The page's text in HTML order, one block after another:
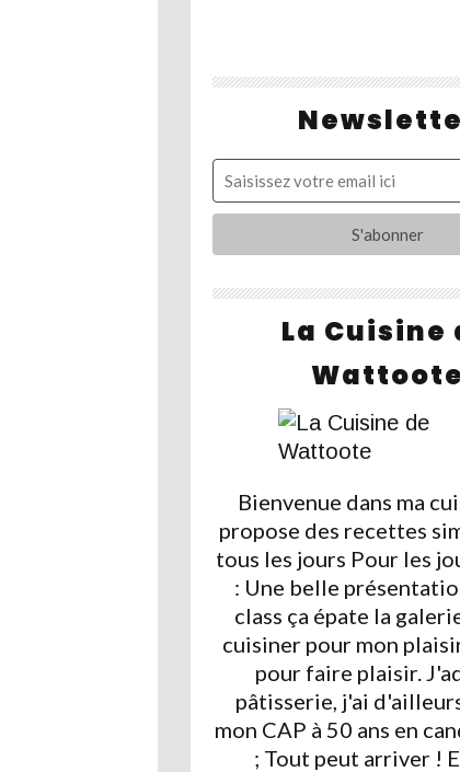
La Cuisine
Wattoote
Bienvenue dans ma
propose des recettes
tous les jours Pour les
: Une belle
class ça épate la
cuisiner pour mon
pour faire plaisir.
pâtisserie, j'ai
mon CAP à 50 ans en
; Tout peut arriver !